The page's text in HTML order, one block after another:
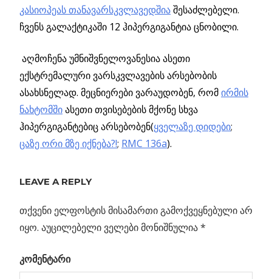
კასიოპეას თანავარსკვლავედშიაშესაძლებელი.
ჩვენს გალაქტიკაში 12 ჰიპერგიგანტია ცნობილი.
აღმოჩენა უმნიშვნელოვანესია ასეთი
ექსტრემალური ვარსკვლავების არსებობის
ასახსნელად. მეცნიერები ვარაუდობენ, რომირმის
ნახტომშიასეთი თვისებების მქონე სხვა
ჰიპერგიგანტებიც არსებობენ(ყველაზე დიდები;
ცაზე ორი მზე იქნება?!; RMC 136a).
პოსტის
ნავიგაცია
Previous
Post:
მულტისამყარო
არსებობის
LEAVE A REPLY
თქვენი ელფოსტის მისამართი გამოქვეყნებული არ
იყო. აუცილებელი ველები მონიშნულია*
კომენტარი